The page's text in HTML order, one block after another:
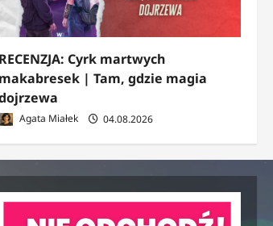
RECENZJA: Cyrk martwych
makabresek | Tam, gdzie magia
Agata Miałek 04.08.2026